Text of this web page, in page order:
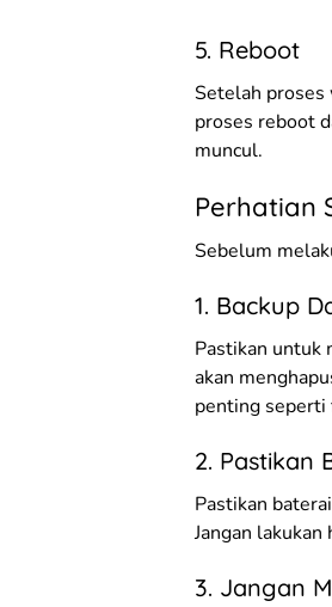
5. Reboot
Setelah proses
proses reboot
muncul.
Perhatian
Sebelum
1. Backup
Pastikan untuk
akan
penting seperti
2. Pastikan
Pastikan
Jangan
3. Jangan